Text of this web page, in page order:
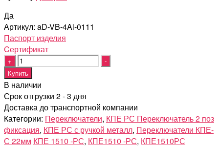
Да
Артикул: aD-VB-4Ai-0111
Паспорт изделия
Cертификат
Quantity
Купить
В наличии
Срок отгрузки 2 - 3 дня
Доставка до транспортной компании
Категории: Переключатели, КПЕ РС Переключатель 2 поз
фиксация, КПЕ РС с ручкой металл, Переключатели КПЕ-
С 22мм КПЕ 1510 -РС, КПЕ1510 -РС, КПЕ1510РС